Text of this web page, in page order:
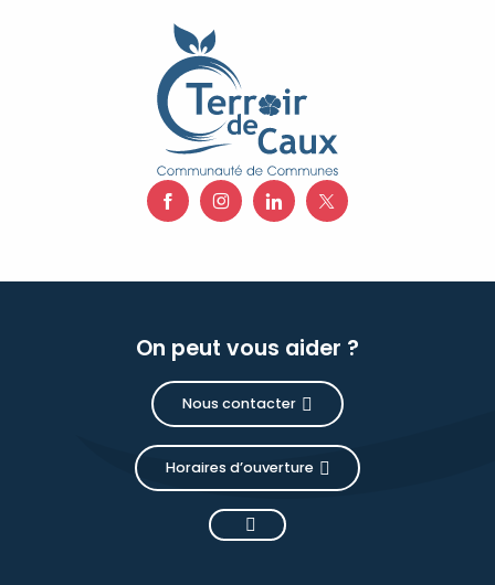
On peut vous aider ?
Nous contacter
Horaires d’ouverture